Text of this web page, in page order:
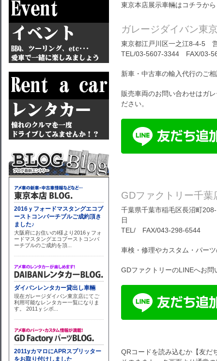
東京本店展示車輛はコチラか
ガレージダイバン東
東京都江戸川区一之江8-4-5
TEL/03-5607-3344 FAX/03-
新車・中古車の輸入代行のご
販売車両のお問い合わせはガ
ださい。
GDファクトリー千葉
千葉県千葉市稲毛区長沼町
日
TEL/ FAX/043-298-6544
車検・修理やカスタム・パー
GDファクトリーのLINEへお問
QRコードを読み込むか【友だ